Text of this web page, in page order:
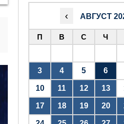
‹ АВГУСТ
П В С Ч
3 4 5 6
10 11 12 13
17 18 19 20